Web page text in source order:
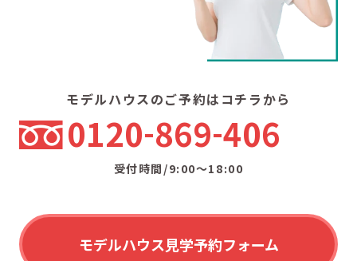
モデルハウスのご予約はコチラから
0120 869 406
受付時間/9:00〜18:00
モデルハウス見学予約フォーム